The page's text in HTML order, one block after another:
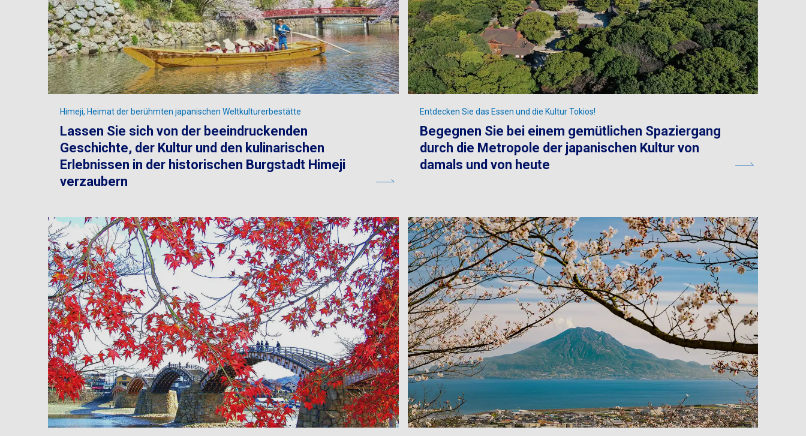
Lassen Sie sich von der beeindruckenden
Geschichte, der Kultur und den kulinarischen
Erlebnissen in der historischen Burgstadt Himeji
verzaubern
Himeji, Heimat der berühmten japanischen Weltkulturerbestätte
Begegnen Sie bei einem gemütlichen Spaziergang
durch die Metropole der japanischen Kultur von
damals und von heute
Entdecken Sie das Essen und die Kultur Tokios!